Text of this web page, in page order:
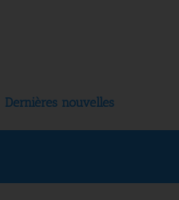
Dernières nouvelles